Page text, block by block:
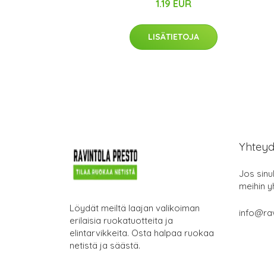
1.19 EUR
LISÄTIETOJA
Löydät meiltä laajan valikoiman
erilaisia ruokatuotteita ja
elintarvikkeita. Osta halpaa ruokaa
netistä ja säästä.
Jos
meihin